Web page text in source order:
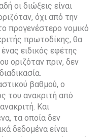
οι διώξεις είναι
όχι από την
προγενέστερο νομικό
πρωτοδίκης, θα
ειδικός εφέτης
οριζόταν πριν, δεν
βαθμού, ο
του ανακριτή από
Και
τα οποία δεν
δεδομένα είναι